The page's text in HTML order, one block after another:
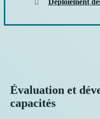
Évaluation et
capacités